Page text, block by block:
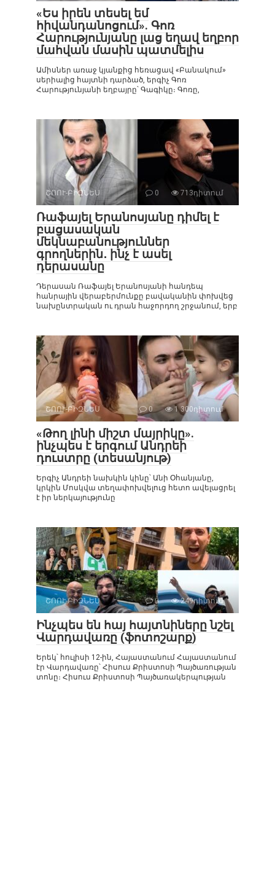
«Ես իրեն տեսել եմ
հիվանդանոցում». Գոռ
Հարությունյանը լաց եղավ եղբոր
մահվան մասին պատմելիս
Ամիսներ առաջ կյանքից հեռացավ «Բանակում»
սերիալից հայտնի դարձած, երգիչ Գոռ
Հարությունյանի եղբայրը՝ Գագիկը։ Գոռը,
ՇՈՈՒ-ԲԻԶՆԵՍ 0 713դիտում
Ռաֆայել Երանոսյանը դիմել է
բացասական
մեկնաբանություններ
գրողներին․ ինչ է ասել
դերասանը
Դերասան Ռաֆայել Երանոսյանի հանդեպ
հանրային վերաբերմունքը բավականին փոխվեց
նախընտրական ու դրան հաջորդող շրջանում, երբ
ՇՈՈՒ-ԲԻԶՆԵՍ 0 1 300դիտում
«Թող լինի միշտ մայրիկը».
ինչպես է երգում Անդրեի
դուստրը (տեսանյութ)
Երգիչ Անդրեի նախկին կինը՝ Անի Օհանյանը,
կրկին Մոսկվա տեղափոխվելուց հետո ավելացրել
է իր ներկայությունը
ՇՈՈՒ-ԲԻԶՆԵՍ 0 249դիտում
Ինչպես են հայ հայտնիները նշել
Վարդավառը (ֆոտոշարք)
Երեկ՝ հուլիսի 12-ին, Հայաստանում Հայաստանում
էր Վարդավառը՝ Հիսուս Քրիստոսի Պայծառության
տոնը։ Հիսուս Քրիստոսի Պայծառակերպության